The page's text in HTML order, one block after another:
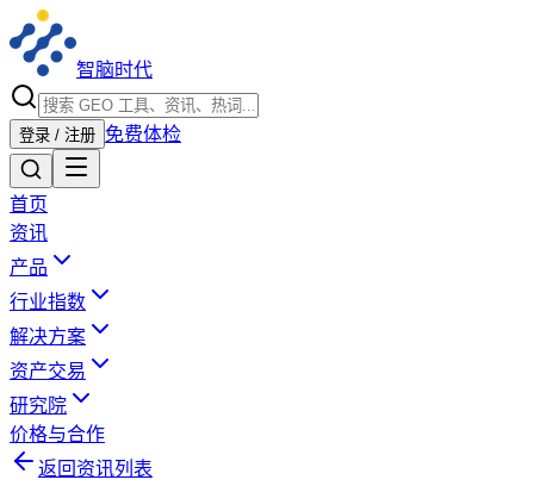
智脑时代
登录 / 注册 免费体检
首页
资讯
产品
行业指数
解决方案
资产交易
研究院
价格与合作
返回资讯列表